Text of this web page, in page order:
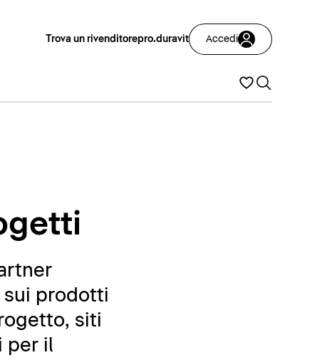
Trova un rivenditorepro.duravit Accedi
sui prodotti
siti
per il